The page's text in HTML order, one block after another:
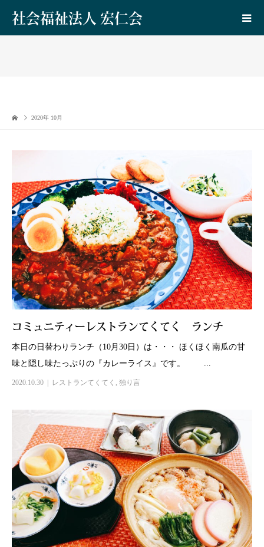
社会福祉法人 宏仁会
2020年 10月
コミュニティーレストランてくてく ランチ
本日の日替わりランチ（10月30日）は・・・ ほくほく南瓜の甘
味と隠し味たっぷりの『カレーライス』です。 ...
2020.10.30 レストランてくてく , 独り言